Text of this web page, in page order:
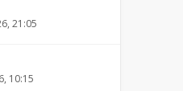
21:05
10:15